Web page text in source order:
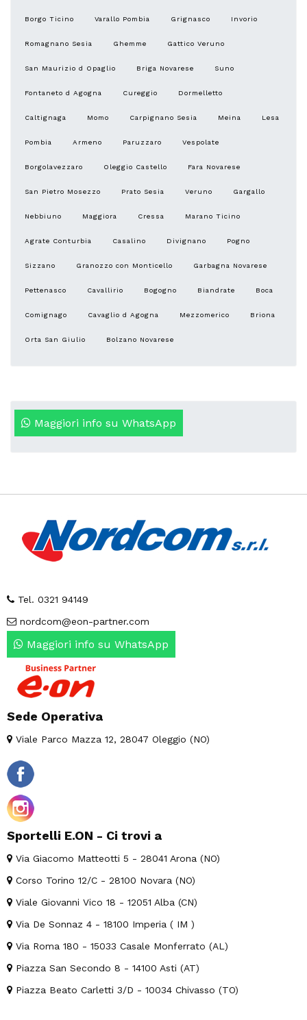
Borgo Ticino Varallo Pombia Grignasco Invorio
Romagnano Sesia Ghemme Gattico Veruno
San Maurizio d Opaglio Briga Novarese Suno
Fontaneto d Agogna Cureggio Dormelletto
Caltignaga Momo Carpignano Sesia Meina Lesa
Pombia Armeno Paruzzaro Vespolate
Borgolavezzaro Oleggio Castello Fara Novarese
San Pietro Mosezzo Prato Sesia Veruno Gargallo
Nebbiuno Maggiora Cressa Marano Ticino
Agrate Conturbia Casalino Divignano Pogno
Sizzano Granozzo con Monticello Garbagna Novarese
Pettenasco Cavallirio Bogogno Biandrate Boca
Comignago Cavaglio d Agogna Mezzomerico Briona
Orta San Giulio Bolzano Novarese
Maggiori info su WhatsApp
Tel. 0321 94149
nordcom@eon-partner.com
Maggiori info su WhatsApp
Sede Operativa
Viale Parco Mazza 12, 28047 Oleggio (NO)
Sportelli E.ON - Ci trovi a
Via Giacomo Matteotti 5 - 28041 Arona (NO)
Corso Torino 12/C - 28100 Novara (NO)
Viale Giovanni Vico 18 - 12051 Alba (CN)
Via De Sonnaz 4 - 18100 Imperia ( IM )
Via Roma 180 - 15033 Casale Monferrato (AL)
Piazza San Secondo 8 - 14100 Asti (AT)
Piazza Beato Carletti 3/D - 10034 Chivasso (TO)